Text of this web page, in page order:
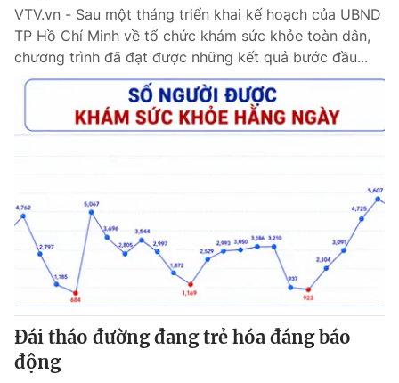
VTV.vn - Sau một tháng triển khai kế hoạch của UBND
TP Hồ Chí Minh về tổ chức khám sức khỏe toàn dân,
chương trình đã đạt được những kết quả bước đầu...
Đái tháo đường đang trẻ hóa đáng báo
động